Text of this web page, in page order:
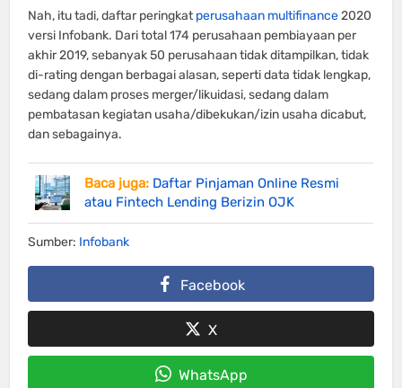
Nah, itu tadi, daftar peringkatperusahaan multifinance2020
versi Infobank. Dari total 174 perusahaan pembiayaan per
akhir 2019, sebanyak 50 perusahaan tidak ditampilkan, tidak
di-rating dengan berbagai alasan, seperti data tidak lengkap,
sedang dalam proses merger/likuidasi, sedang dalam
pembatasan kegiatan usaha/dibekukan/izin usaha dicabut,
dan sebagainya.
Baca juga: Daftar Pinjaman Online Resmi
atau Fintech Lending Berizin OJK
Sumber: Infobank
Facebook
X
WhatsApp